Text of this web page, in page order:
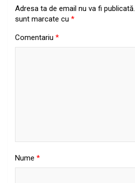
Adresa ta de email nu va fi publicată.
sunt marcate cu *
Comentariu *
Nume *